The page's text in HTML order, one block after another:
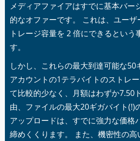
メディアファイアはすでに基本バー
的なオファーです。 これは、ユー
トレージ容量を 2 倍にできるという
す。
しかし、これらの最大到達可能な
アカウントの1テラバイトのストレ
て比較的少なく、月額はわずか7.50
由、ファイルの最大20ギガバイト(!)
アップロードは、すでに強力な価格
締めくくります。 また、機密性の高